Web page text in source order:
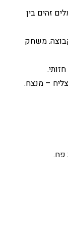
זהים בין
משחק
– מנצח.